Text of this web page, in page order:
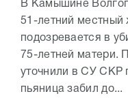
В Камышине
51-летний местный
подозревается в
75-летней матери.
уточнили в СУ СКР
пьяница забил до...